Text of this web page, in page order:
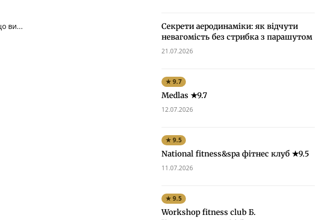
ви...
Секрети аеродинаміки: як відчути
невагомість без стрибка з парашутом
21.07.2026
★ 9.7
Medlas ★9.7
12.07.2026
★ 9.5
National fitness&spa фітнес клуб ★9.5
11.07.2026
★ 9.5
Workshop fitness club Б.